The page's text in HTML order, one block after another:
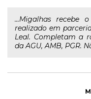
...Migalhas recebe
realizado em
Leal. Completam a
da AGU, AMB, PGR.